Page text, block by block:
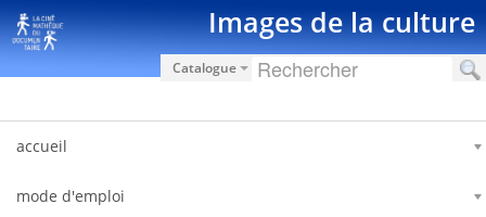
Saut au contenu Images de la culture
Catalogue
accueil
mode d'emploi